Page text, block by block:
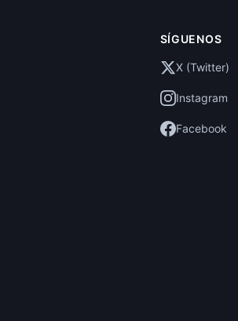
SÍGUENOS
X (Twitter)
Instagram
Facebook